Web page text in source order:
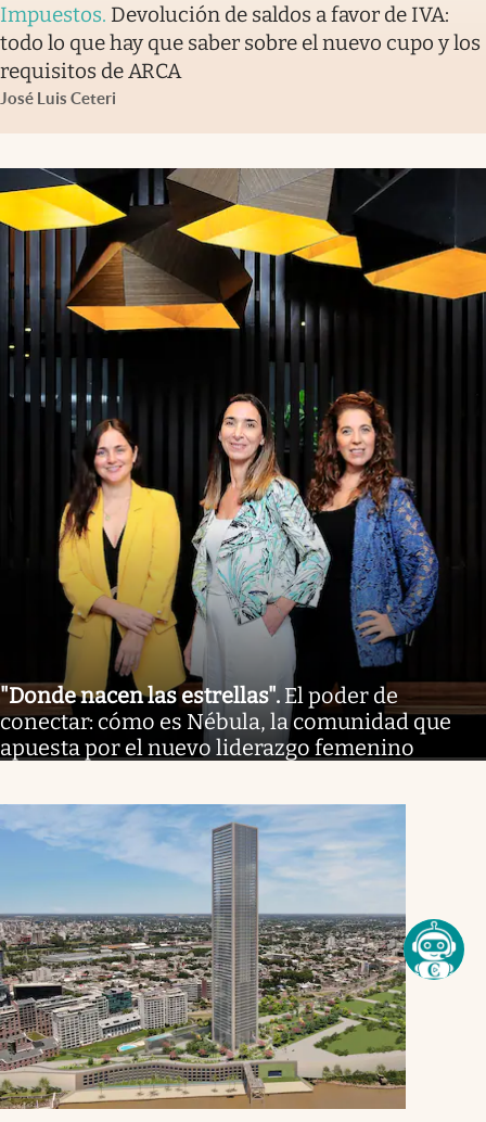
Impuestos. Devolución de saldos a favor de IVA:
todo lo que hay que saber sobre el nuevo cupo y los
requisitos de ARCA
José Luis Ceteri
"Donde nacen las estrellas". El poder de
conectar: cómo es Nébula, la comunidad que
apuesta por el nuevo liderazgo femenino